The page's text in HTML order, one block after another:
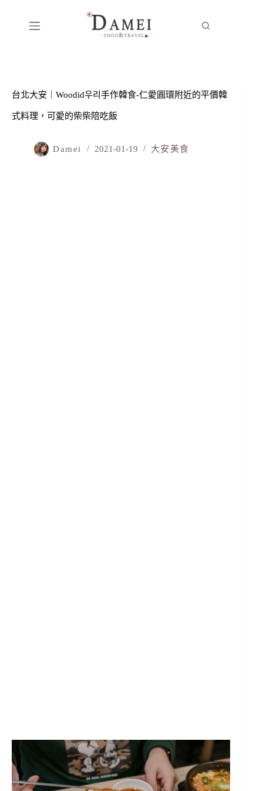
台北大安｜Woodid우리手作韓食-仁愛圓環附近的平價韓
式料理，可愛的柴柴陪吃飯
Damei 2021-01-19 大安美食